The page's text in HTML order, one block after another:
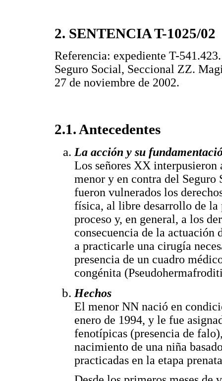
2. SENTENCIA T-1025/02
Referencia: expediente T-
Seguro Social, Seccional ZZ.
27 de noviembre de 2002.
2.1. Antecedentes
La acción y su
Los señores XX
menor y en contra del
fueron vulnerados los
física, al libre desarrollo de la
proceso y, en general, a los
consecuencia de la actuación
a practicarle una cirugía
presencia de un cuadro
congénita
Hechos
El menor NN nació en
enero de 1994, y le fue
fenotípicas (presencia de
nacimiento de una niña
practicadas en la etapa